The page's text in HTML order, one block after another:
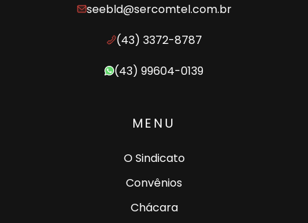
seebld@sercomtel.com.br
(43) 3372-8787
(43) 99604-0139
MENU
O Sindicato
Convênios
Chácara